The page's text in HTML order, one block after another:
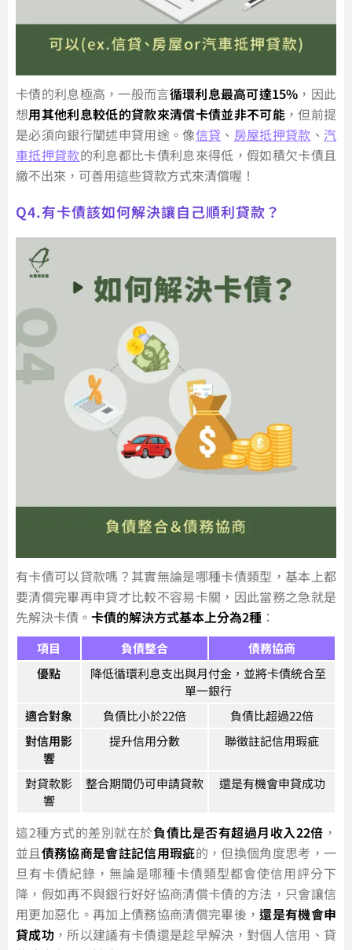
卡債的利息極高，一般而言循環利息最高可達15% ，因此
想用其他利息較低的貸款來清償卡債並非不可能 ，但前提
是必須向銀行闡述申貸用途。像信貸 、 房屋抵押貸款 、 汽
車抵押貸款的利息都比卡債利息來得低，假如積欠卡債且
繳不出來，可善用這些貸款方式來清償喔！
Q4.有卡債該如何解決讓自己順利貸款？
有卡債可以貸款嗎？其實無論是哪種卡債類型，基本上都
要清償完畢再申貸才比較不容易卡關，因此當務之急就是
先解決卡債。 卡債的解決方式基本上分為2種 ：
項目 負債整合
債務協商
優點
降低循環利息支出與月付金，並將卡債統合至
單一銀行
適合對象
負債比小於22倍
負債比超過22倍
對信用影
響
提升信用分數 聯徵註記信用瑕疵
對貸款影
響
整合期間仍可申請貸款 還是有機會申貸成功
這2種方式的差別就在於負債比是否有超過月收入22倍 ，
並且債務協商是會註記信用瑕疵的，但換個角度思考，一
旦有卡債紀錄，無論是哪種卡債類型都會使信用評分下
降，假如再不與銀行好好協商清償卡債的方法，只會讓信
用更加惡化。再加上債務協商清償完畢後，還是有機會申
貸成功 ，所以建議有卡債還是趁早解決，對個人信用、貸